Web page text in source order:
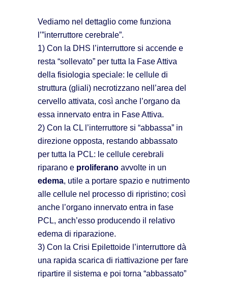
Vediamo nel dettaglio come funziona
l’”interruttore cerebrale”.
1) Con la DHS l’interruttore si accende e
resta “sollevato” per tutta la Fase Attiva
della fisiologia speciale: le cellule di
struttura (gliali) necrotizzano nell’area del
cervello attivata, così anche l’organo da
essa innervato entra in Fase Attiva.
2) Con la CL l’interruttore si “abbassa” in
direzione opposta, restando abbassato
per tutta la PCL: le cellule cerebrali
riparano e proliferano avvolte in un
edema, utile a portare spazio e nutrimento
alle cellule nel processo di ripristino; così
anche l’organo innervato entra in fase
PCL, anch’esso producendo il relativo
edema di riparazione.
3) Con la Crisi Epilettoide l’interruttore dà
una rapida scarica di riattivazione per fare
ripartire il sistema e poi torna “abbassato”